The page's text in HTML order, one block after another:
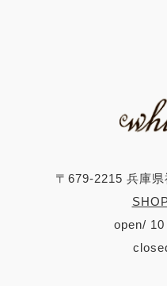
〒679-2215 兵庫
open/